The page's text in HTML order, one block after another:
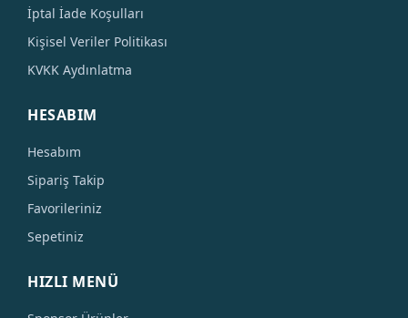
İptal İade Koşulları
Kişisel Veriler Politikası
KVKK Aydınlatma
HESABIM
Hesabım
Sipariş Takip
Favorileriniz
Sepetiniz
HIZLI MENÜ